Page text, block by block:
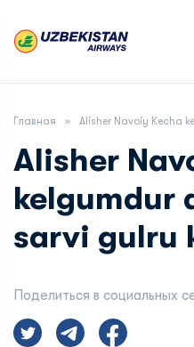
Главная Alisher Navoiy Kecha
Alisher
kelgumdur
sarvi gulru
Поделиться в социальных